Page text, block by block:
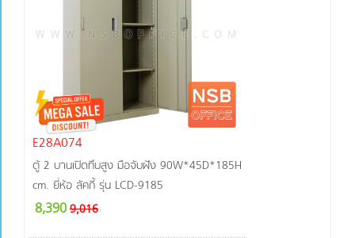
E28A074
ตู้ 2 บานเปิดทึบสูง มือจับฝัง 90W*45D*185H
cm. ยี่ห้อ ลัคกี้ รุ่น LCD-9185
8,3909,016